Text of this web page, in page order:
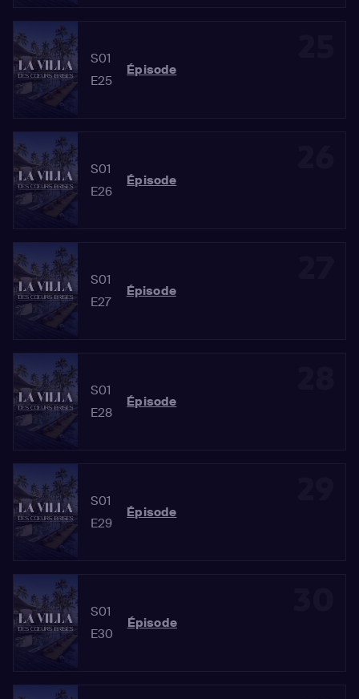
S01
E25
Épisode
S01
E26
Épisode
S01
E27
Épisode
S01
E28
Épisode
S01
E29
Épisode
S01
E30
Épisode